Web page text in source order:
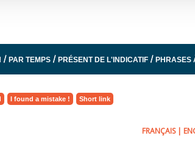
/ PAR TEMPS/ PRÉSENT DE L'INDICATIF/ PHRASES
I found a mistake ! Short link
FRANÇAIS|